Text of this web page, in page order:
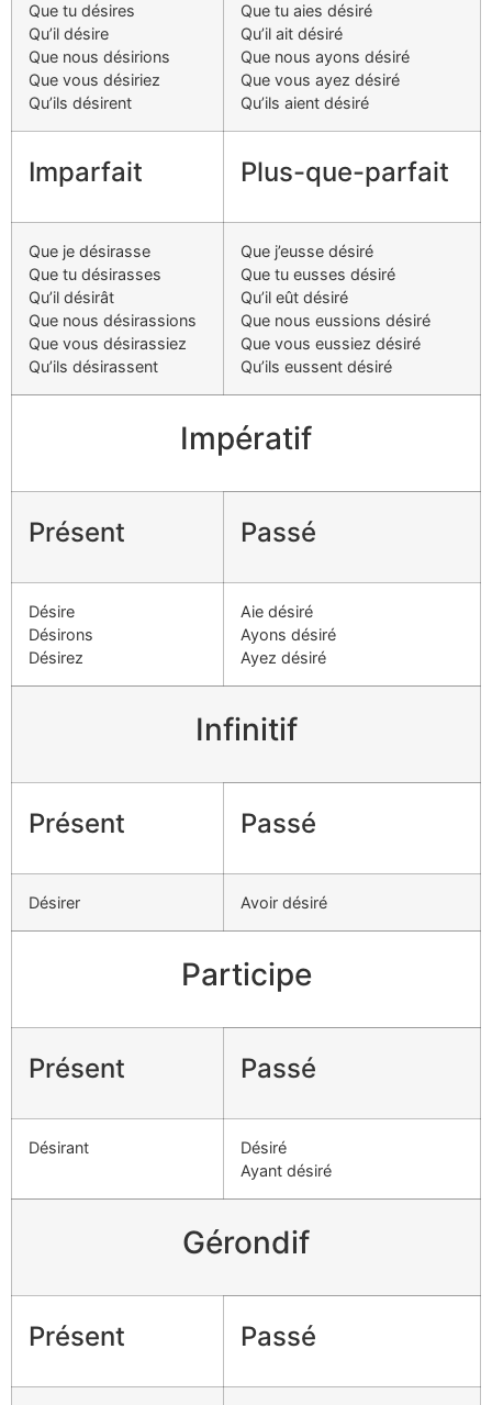
Que tu désires
Qu’il désire
Que nous désirions
Que vous désiriez
Qu’ils désirent
Que tu aies désiré
Qu’il ait désiré
Que nous ayons désiré
Que vous ayez désiré
Qu’ils aient désiré
Imparfait Plus-que-parfait
Que je désirasse
Que tu désirasses
Qu’il désirât
Que nous désirassions
Que vous désirassiez
Qu’ils désirassent
Que j’eusse désiré
Que tu eusses désiré
Qu’il eût désiré
Que nous eussions désiré
Que vous eussiez désiré
Qu’ils eussent désiré
Impératif
Présent Passé
Désire
Désirons
Désirez
Aie désiré
Ayons désiré
Ayez désiré
Infinitif
Présent Passé
Désirer Avoir désiré
Participe
Présent Passé
Désirant
Désiré
Ayant désiré
Gérondif
Présent Passé